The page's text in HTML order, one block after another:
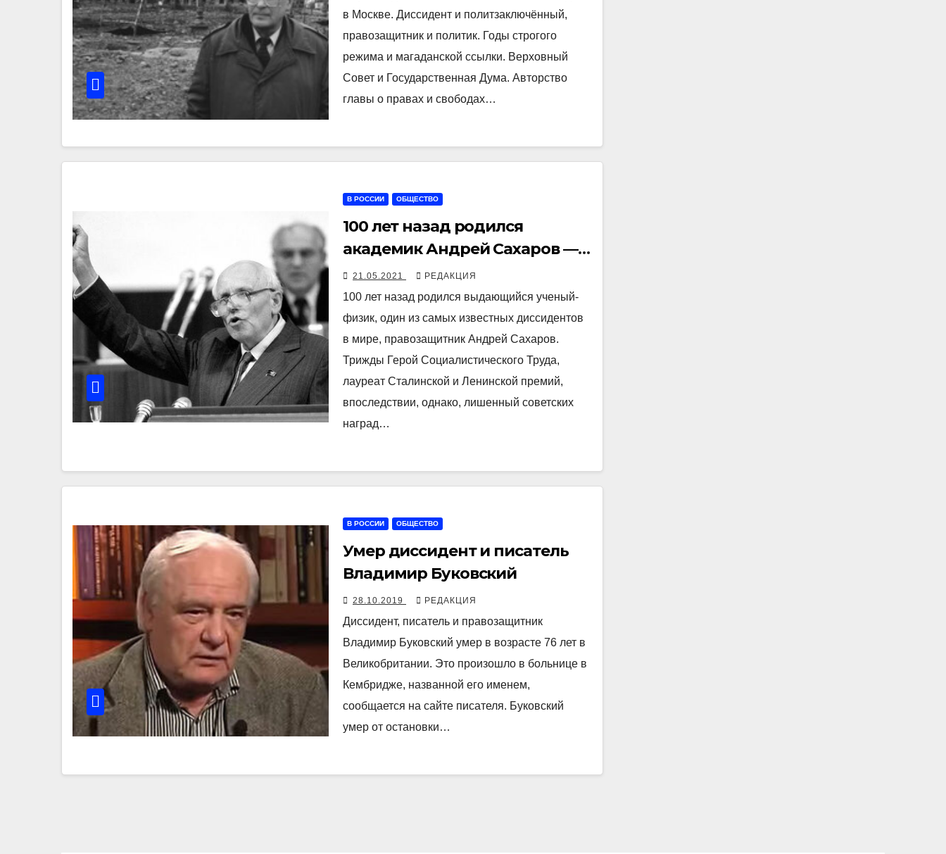
в Москве. Диссидент и политзаключённый,
правозащитник и политик. Годы строгого
режима и магаданской ссылки. Верховный
Совет и Государственная Дума. Авторство
главы о правах и свободах…
В РОССИИ ОБЩЕСТВО
100 лет назад родился
академик Андрей Сахаров —
выдающийся ученый,
диссидент, правозащитник
21.05.2021 РЕДАКЦИЯ
100 лет назад родился выдающийся ученый-
физик, один из самых известных диссидентов
в мире, правозащитник Андрей Сахаров.
Трижды Герой Социалистического Труда,
лауреат Сталинской и Ленинской премий,
впоследствии, однако, лишенный советских
наград…
В РОССИИ ОБЩЕСТВО
Умер диссидент и писатель
Владимир Буковский
28.10.2019 РЕДАКЦИЯ
Диссидент, писатель и правозащитник
Владимир Буковский умер в возрасте 76 лет в
Великобритании. Это произошло в больнице в
Кембридже, названной его именем,
сообщается на сайте писателя. Буковский
умер от остановки…